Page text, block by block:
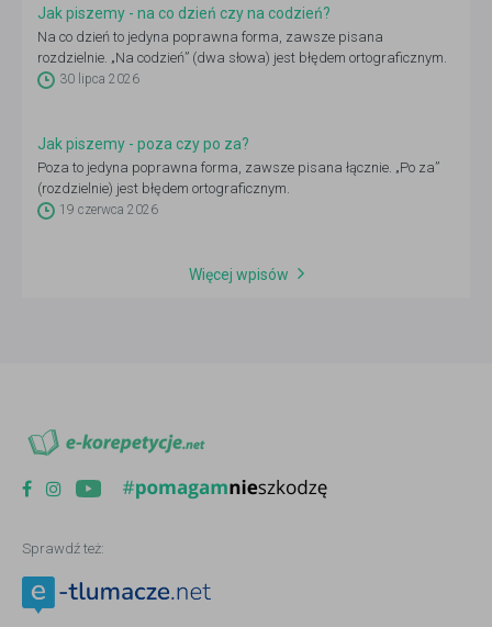
Jak piszemy - na co dzień czy na codzień?
Na co dzień to jedyna poprawna forma, zawsze pisana
rozdzielnie. „Na codzień” (dwa słowa) jest błędem ortograficznym.
30 lipca 2026
Jak piszemy - poza czy po za?
Poza to jedyna poprawna forma, zawsze pisana łącznie. „Po za”
(rozdzielnie) jest błędem ortograficznym.
19 czerwca 2026
Więcej wpisów
Sprawdź też: